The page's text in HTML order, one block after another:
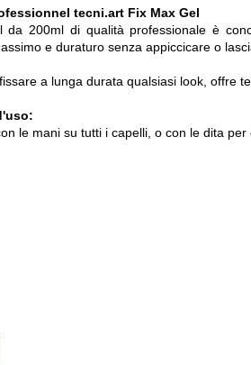
tecni.art Fix Max Gel
da 200ml di qualità professionale è
e duraturo senza appiccicare o
a lunga durata qualsiasi look, offre
le mani su tutti i capelli, o con le dita per